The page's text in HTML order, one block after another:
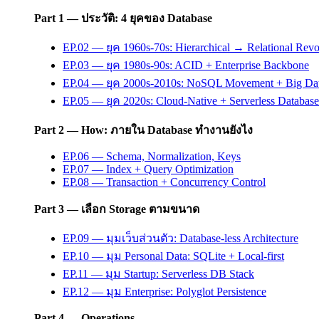
Part 1 — ประวัติ: 4 ยุคของ Database
EP.02 — ยุค 1960s-70s: Hierarchical → Relational
EP.03 — ยุค 1980s-90s: ACID + Enterprise Backbone
EP.04 — ยุค 2000s-2010s: NoSQL Movement + Big
EP.05 — ยุค 2020s: Cloud-Native + Serverless Database
Part 2 — How: ภายใน Database ทำงานยังไง
EP.06 — Schema, Normalization, Keys
EP.07 — Index + Query Optimization
EP.08 — Transaction + Concurrency Control
Part 3 — เลือก Storage ตามขนาด
EP.09 — มุมเว็บส่วนตัว: Database-less Architecture
EP.10 — มุม Personal Data: SQLite + Local-first
EP.11 — มุม Startup: Serverless DB Stack
EP.12 — มุม Enterprise: Polyglot Persistence